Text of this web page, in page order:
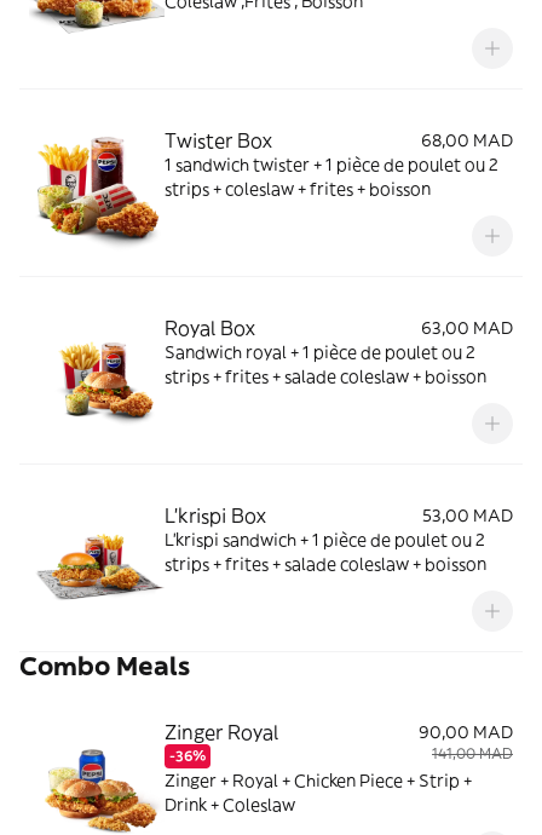
Twister Box
68,00 MAD
1 sandwich twister + 1 pièce de poulet ou 2
strips + coleslaw + frites + boisson
Royal Box
63,00 MAD
Sandwich royal + 1 pièce de poulet ou 2
strips + frites + salade coleslaw + boisson
L'krispi Box
53,00 MAD
L'krispi sandwich + 1 pièce de poulet ou 2
strips + frites + salade coleslaw + boisson
Combo Meals
Zinger Royal
-36%
90,00 MAD
141,00 MAD
Zinger + Royal + Chicken Piece + Strip +
Drink + Coleslaw